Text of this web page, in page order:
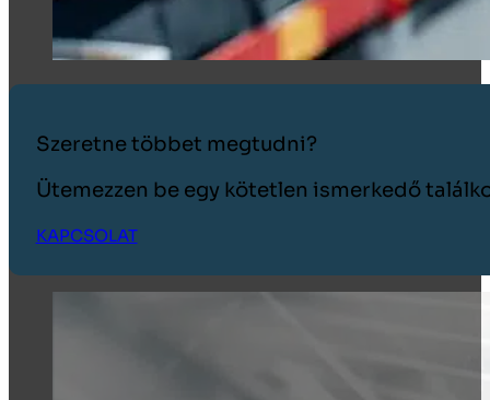
Szeretne többet megtudni?
Ütemezzen be egy kötetlen ismerkedő
KAPCSOLAT